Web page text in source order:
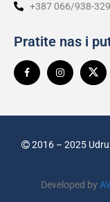
+387 066/938-329
Pratite nas i
2016 – 2025
Developed by